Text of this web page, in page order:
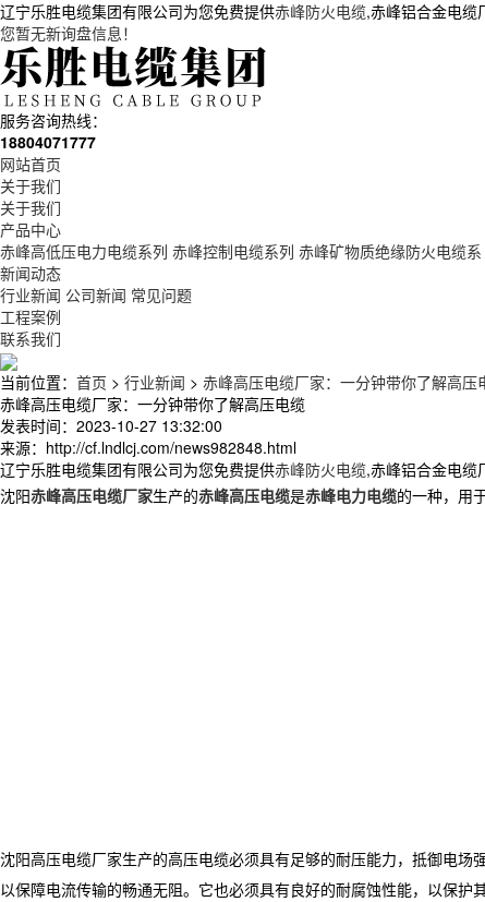
辽宁乐胜电缆集团有限公司为您免费提供赤峰防火电缆,赤峰铝合金电缆
您暂无新询盘信息！
服务咨询热线：
18804071777
网站首页
关于我们
关于我们
产品中心
赤峰高低压电力电缆系列 赤峰控制电缆系列 赤峰矿物质绝缘防火电缆系
新闻动态
行业新闻 公司新闻 常见问题
工程案例
联系我们
当前位置： 首页 > 行业新闻 > 赤峰高压电缆厂家：一分钟带你了解高压
赤峰高压电缆厂家：一分钟带你了解高压电缆
发表时间：2023-10-27 13:32:00
来源：http://cf.lndlcj.com/news982848.html
辽宁乐胜电缆集团有限公司为您免费提供赤峰防火电缆,赤峰铝合金电缆
沈阳赤峰高压电缆厂家生产的赤峰高压电缆是赤峰电力电缆的一种，用
沈阳高压电缆厂家生产的高压电缆必须具有足够的耐压能力，抵御电场
以保障电流传输的畅通无阻。它也必须具有良好的耐腐蚀性能，以保护